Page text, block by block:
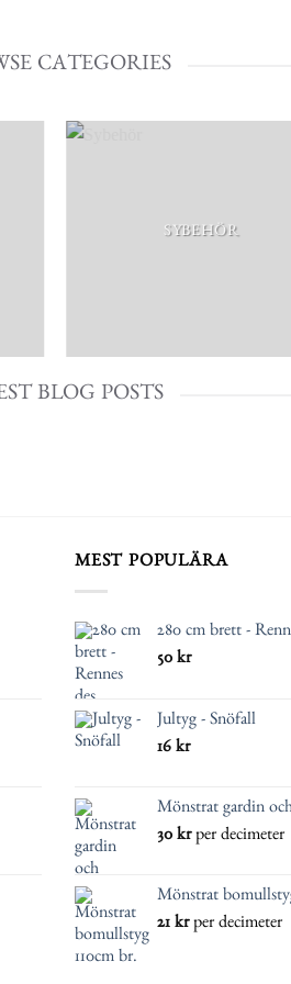
CATEGORIES
SYBEHÖR
BLOG POSTS
MEST POPULÄRA
280 cm brett -
50 kr
Jultyg - Snöfall
16 kr
Mönstrat gardin
30 kr per decimeter
Mönstrat
21 kr per decimeter